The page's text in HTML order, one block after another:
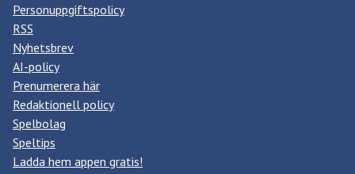
Personuppgiftspolicy
RSS
Nyhetsbrev
AI-policy
Prenumerera här
Redaktionell policy
Spelbolag
Speltips
Ladda hem appen gratis!